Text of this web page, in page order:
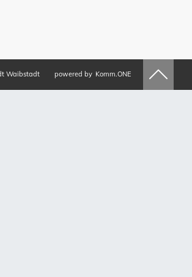
Waibstadt powered by Komm.ONE